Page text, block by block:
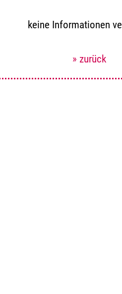
keine Informationen
» zurück